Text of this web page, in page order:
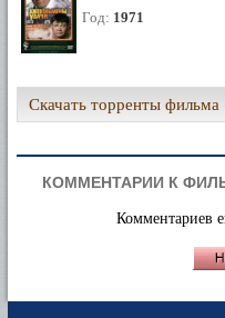
Год: 1971
Скачать торренты
КОММЕНТАРИИ К
Комментариев